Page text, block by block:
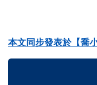
本文同步發表於【喬